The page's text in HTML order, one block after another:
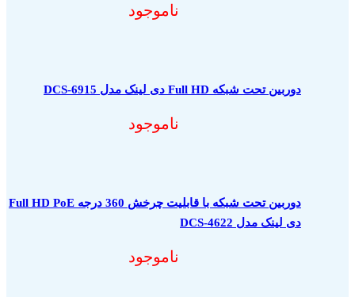
ناموجود
دوربین تحت شبکه Full HD دی لینک مدل DCS-6915
ناموجود
دوربین تحت شبکه با قابلیت چرخش 360 درجه Full HD PoE
دی لینک مدل DCS-4622
ناموجود